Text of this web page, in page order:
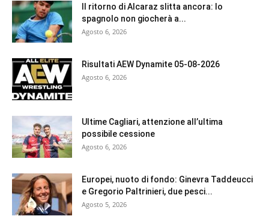
Il ritorno di Alcaraz slitta ancora: lo
spagnolo non giocherà a...
Agosto 6, 2026
Risultati AEW Dynamite 05-08-2026
Agosto 6, 2026
Ultime Cagliari, attenzione all’ultima
possibile cessione
Agosto 6, 2026
Europei, nuoto di fondo: Ginevra Taddeucci
e Gregorio Paltrinieri, due pesci...
Agosto 5, 2026